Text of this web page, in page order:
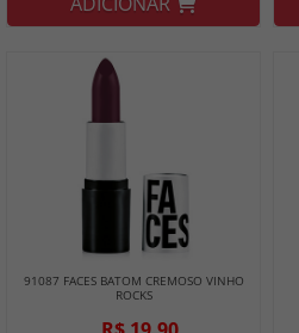
91087 FACES BATOM CREMOSO VINHO
ROCKS